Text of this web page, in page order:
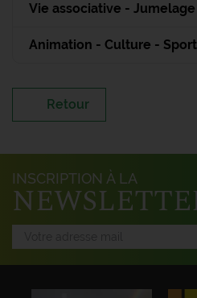
Vie associative -
Animation - Culture - Sport
Retour
INSCRIPTION À LA